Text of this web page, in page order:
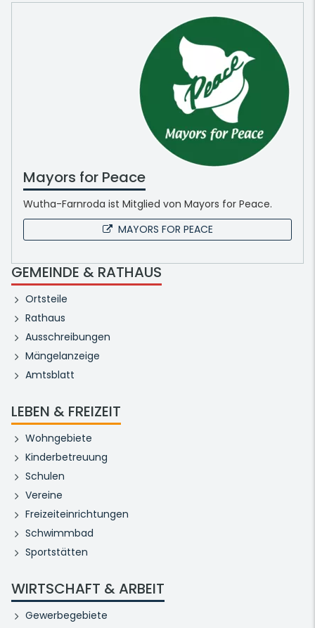
Mayors for Peace
Wutha-Farnroda ist Mitglied von Mayors for Peace.
MAYORS FOR PEACE
GEMEINDE & RATHAUS
Ortsteile
Rathaus
Ausschreibungen
Mängelanzeige
Amtsblatt
LEBEN & FREIZEIT
Wohngebiete
Kinderbetreuung
Schulen
Vereine
Freizeiteinrichtungen
Schwimmbad
Sportstätten
WIRTSCHAFT & ARBEIT
Gewerbegebiete